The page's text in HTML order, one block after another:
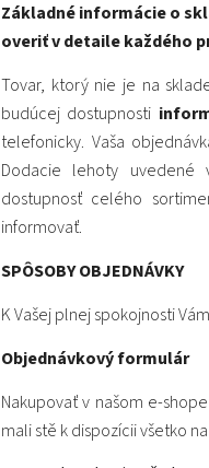
Základné informácie o
overiť v detaile každého
Tovar, ktorý nie je na
budúcej dostupnosti
telefonicky. Vaša
Dodacie lehoty uvedené
dostupnosť celého
informovať.
SPÔSOBY OBJEDNÁVKY
K Vašej plnej spokojnosti
Objednávkový formulár
Nakupovať v našom e-
mali stě k dispozícii všetko